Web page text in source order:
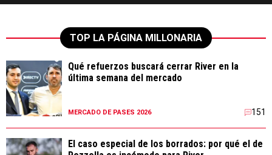
TOP LA PÁGINA MILLONARIA
Qué refuerzos buscará cerrar River en la
última semana del mercado
MERCADO DE PASES 2026 151
El caso especial de los borrados: por qué el de